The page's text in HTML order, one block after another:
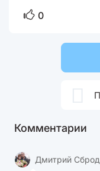
0
Комментарии
Дмитрий